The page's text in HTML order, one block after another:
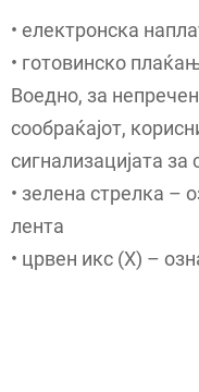
• електронска
• готовинско
Воедно, за
сообраќајот,
сигнализацијата за
• зелена стрелка –
лента
• црвен икс (X) –